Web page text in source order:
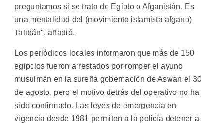
preguntamos si se trata de Egipto o Afganistán. Es
una mentalidad del (movimiento islamista afgano)
Talibán", añadió.
Los periódicos locales informaron que más de 150
egipcios fueron arrestados por romper el ayuno
musulmán en la sureña gobernación de Aswan el 30
de agosto, pero el motivo detrás del operativo no ha
sido confirmado. Las leyes de emergencia en
vigencia desde 1981 permiten a la policía detener a